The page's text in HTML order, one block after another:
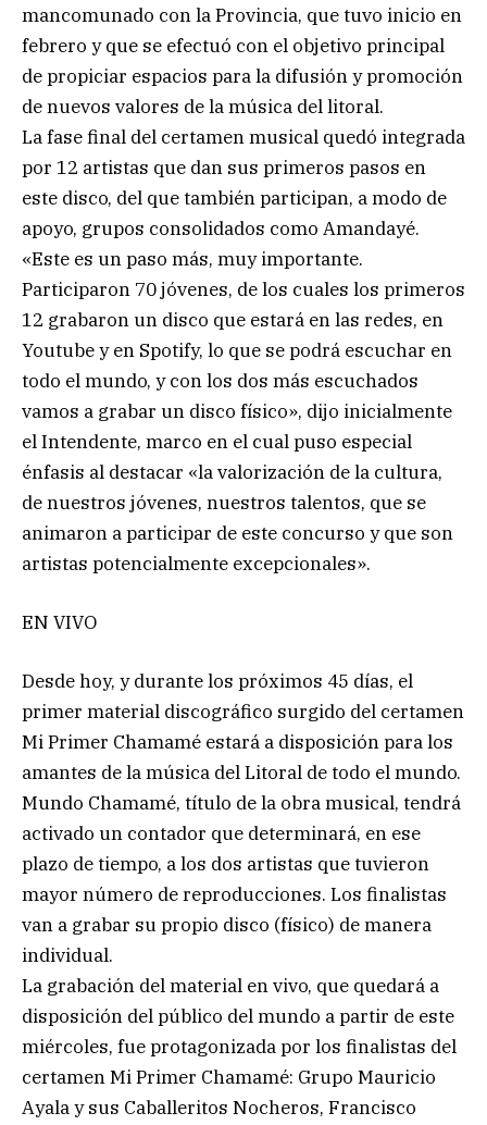
mancomunado con la Provincia, que tuvo inicio en
febrero y que se efectuó con el objetivo principal
de propiciar espacios para la difusión y promoción
de nuevos valores de la música del litoral.
La fase final del certamen musical quedó integrada
por 12 artistas que dan sus primeros pasos en
este disco, del que también participan, a modo de
apoyo, grupos consolidados como Amandayé.
«Este es un paso más, muy importante.
Participaron 70 jóvenes, de los cuales los primeros
12 grabaron un disco que estará en las redes, en
Youtube y en Spotify, lo que se podrá escuchar en
todo el mundo, y con los dos más escuchados
vamos a grabar un disco físico», dijo inicialmente
el Intendente, marco en el cual puso especial
énfasis al destacar «la valorización de la cultura,
de nuestros jóvenes, nuestros talentos, que se
animaron a participar de este concurso y que son
artistas potencialmente excepcionales».
EN VIVO
Desde hoy, y durante los próximos 45 días, el
primer material discográfico surgido del certamen
Mi Primer Chamamé estará a disposición para los
amantes de la música del Litoral de todo el mundo.
Mundo Chamamé, título de la obra musical, tendrá
activado un contador que determinará, en ese
plazo de tiempo, a los dos artistas que tuvieron
mayor número de reproducciones. Los finalistas
van a grabar su propio disco (físico) de manera
individual.
La grabación del material en vivo, que quedará a
disposición del público del mundo a partir de este
miércoles, fue protagonizada por los finalistas del
certamen Mi Primer Chamamé: Grupo Mauricio
Ayala y sus Caballeritos Nocheros, Francisco